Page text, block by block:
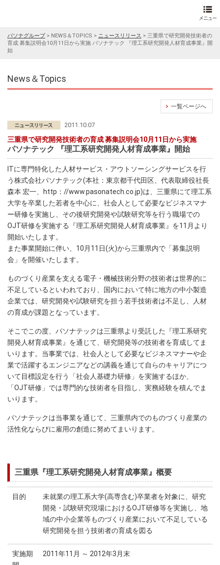
パソナグループ> NEWS＆TOPICS > ニュースリリース > 三重県で研究開発技術者の
育成 募集説明会10月11日から実施 パソナテック 『理工系研究開発人材育成事業』開
始
News＆Topics
一覧ページへ
2011.10.07
三重県で研究開発技術者の育成 募集説明会10月11日から実施
パソナテック 『理工系研究開発人材育成事業』開始
ITに専門特化した人材サービス・アウトソーシングサービスを行
う株式会社パソナテック(本社：東京都千代田区、代表取締役社長
森本 宏一、http：//www.pasonatech.co.jp)は、三重県にて理工系
大学を卒業した若者を中心に、社会人として必要なビジネスマナ
ー研修を実施し、その後研究開発や試験研究等を行う職場での
OJT研修を実施する『理工系研究開発人材育成事業』を11月より
開始いたします。
また事業開始に伴い、10月11日(火)から三重県内で「募集説明
会」を開催いたします。
ものづくり産業を支える電子・機械技術分野の技術者は世界的に
不足しているといわれており、国内において特に地方の中小製造
企業では、研究開発や試験研究を担う若手技術者は不足し、人材
の育成が課題となっています。
そこでこの度、パソナテックは三重県より受託した『理工系研究
開発人材育成事業』を通じて、研究開発等の技術者を育成してま
いります。当事業では、社会人として必要なビジネスマナーや企
業で活躍するエンジニアなどの講義を通じて自らのキャリアにつ
いて目標設定を行う「社会人基礎力研修」を実施するほか、
「OJT研修」では専門的な技術者を目指し、実務経験を積んでま
いります。
パソナテックは当事業を通じて、三重県内でのものづくり産業の
活性化ならびに雇用の創造に努めてまいります。
三重県『理工系研究開発人材育成事業』概要
目的
未就業の理工系大学(高専含む)卒業者を対象に、研究
開発・試験研究現場におけるOJT研修等を実施し、地
域の中小企業等ものづくり産業において不足している
研究開発を担う技術者の育成を図る
実施期
2011年11月 ～ 2012年3月末